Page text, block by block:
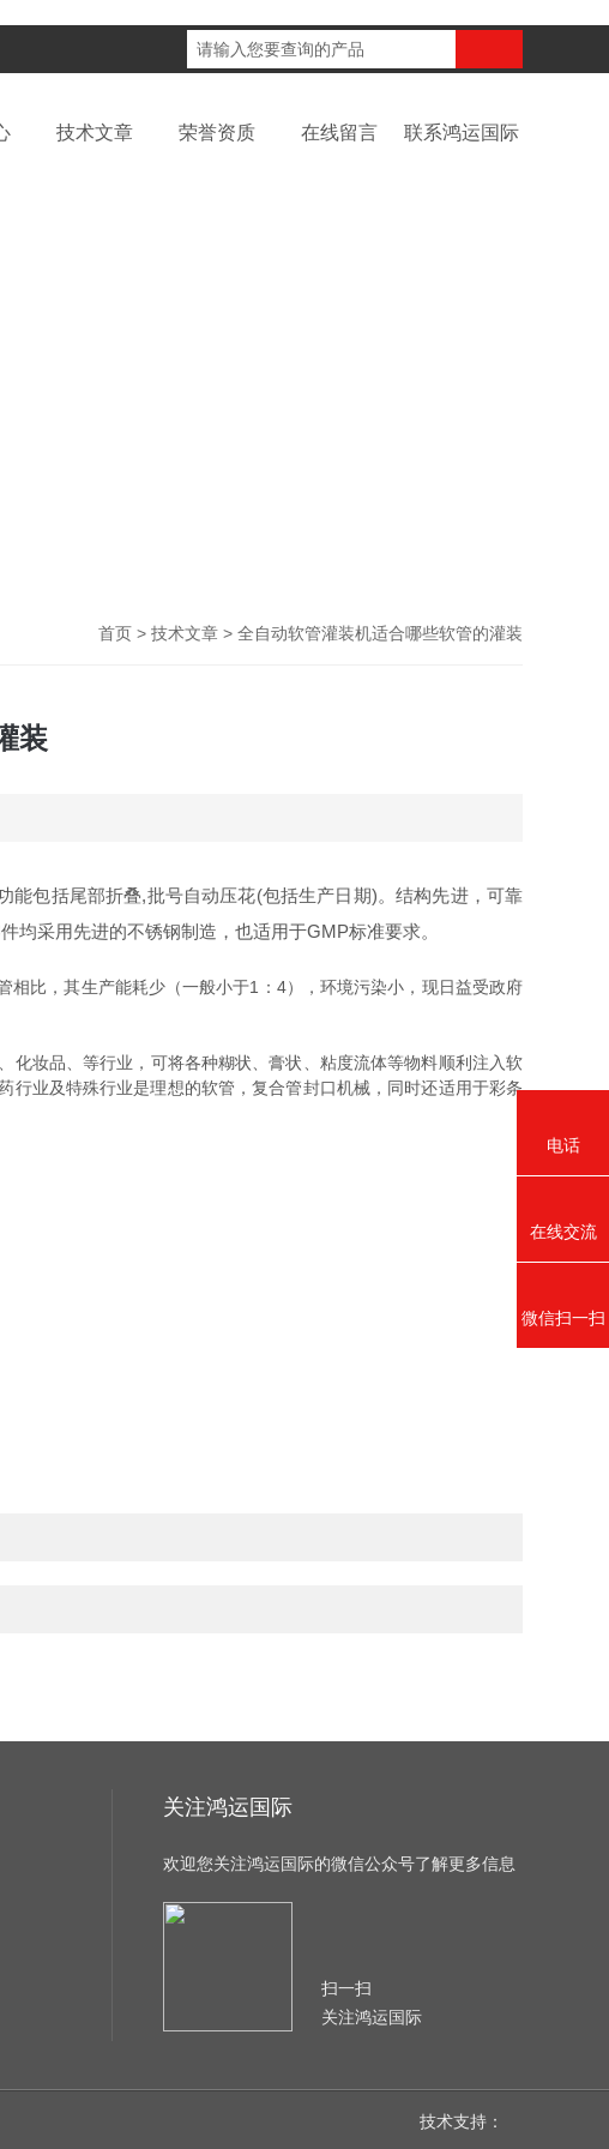
技术文章 荣誉资质 在线留言 联系鸿运国际
首页 > 技术文章 > 全自动软管灌装机适合哪些软管的灌装
装
包括尾部折叠,批号自动压花(包括生产日期)。结构先进，可靠
采用先进的不锈钢制造，也适用于GMP标准要求。
比，其生产能耗少（一般小于1：4），环境污染小，现日益受政府
妆品、等行业，可将各种糊状、膏状、粘度流体等物料顺利注入软
业及特殊行业是理想的软管，复合管封口机械，同时还适用于彩条
关注鸿运国际
欢迎您关注鸿运国际的微信公众号了解更多信息
扫一扫
关注鸿运国际
技术支持：
电话
在线交流
微信扫一扫